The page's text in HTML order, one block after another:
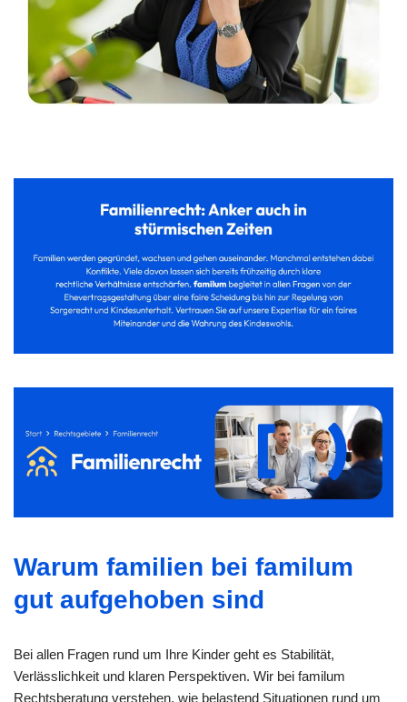
Warum familien bei familum
gut aufgehoben sind
Bei allen Fragen rund um Ihre Kinder geht es Stabilität,
Verlässlichkeit und klaren Perspektiven. Wir bei familum
Rechtsberatung verstehen, wie belastend Situationen rund um